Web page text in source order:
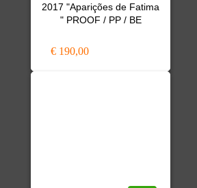
2017 "Aparições de Fatima
" PROOF / PP / BE
€ 190,00